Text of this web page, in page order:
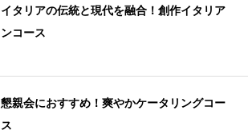
イタリアの伝統と現代を融合！創作イタリア
ンコース
懇親会におすすめ！爽やかケータリングコー
ス